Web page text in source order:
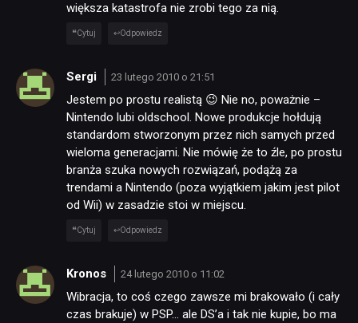
większa katastrofa nie zrobi tego za nią.
Cytuj Odpowiedz
Sergi 23 lutego 2010 o 21:51
Jestem po prostu realistą 😉 Nie no, poważnie –
Nintendo lubi oldschool. Nowe produkcje hołdują
standardom stworzonym przez nich samych przed
wieloma generacjami. Nie mówię że to źle, po prostu
branża szuka nowych rozwiązań, podążą za
trendami a Nintendo (poza wyjątkiem jakim jest pilot
od Wii) w zasadzie stoi w miejscu.
Cytuj Odpowiedz
Kronos 24 lutego 2010 o 11:02
Wibracja, to coś czego zawsze mi brakowało (i cały
czas brakuje) w PSP… ale DS’a i tak nie kupie, bo ma